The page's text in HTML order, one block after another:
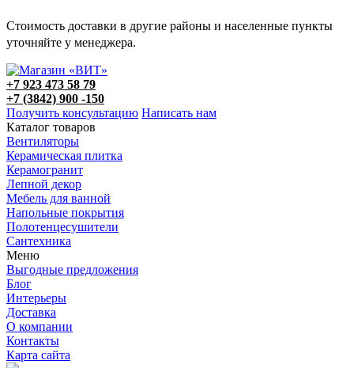
Стоимость доставки в другие районы и населенные пункты
уточняйте у менеджера.
+7 923 473 58 79
+7 (3842) 900 -150
Получить консультацию Написать нам
Каталог товаров
Вентиляторы
Керамическая плитка
Керамогранит
Лепной декор
Мебель для ванной
Напольные покрытия
Полотенцесушители
Сантехника
Меню
Выгодные предложения
Блог
Интерьеры
Доставка
О компании
Контакты
Карта сайта